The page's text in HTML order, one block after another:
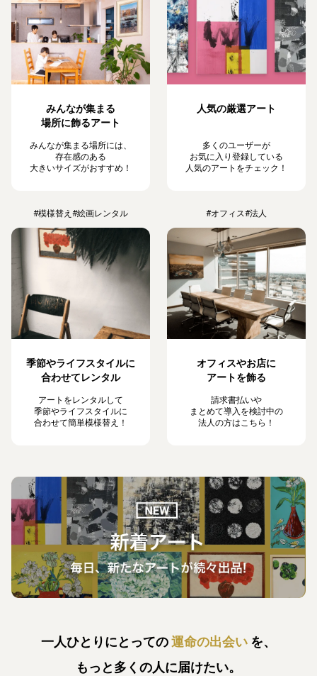
みんなが集まる
場所に飾るアート
みんなが集まる場所には、
存在感のある
大きいサイズがおすすめ！
人気の厳選アート
多くのユーザーが
お気に入り登録している
人気のアートをチェック！
#模様替え #絵画レンタル
季節やライフスタイルに
合わせてレンタル
アートをレンタルして
季節やライフスタイルに
合わせて簡単模様替え！
#オフィス#法人
オフィスやお店に
アートを飾る
請求書払いや
まとめて導入を検討中の
法人の方はこちら！
一人ひとりにとっての運命の出会い を、
もっと多くの人に届けたい。